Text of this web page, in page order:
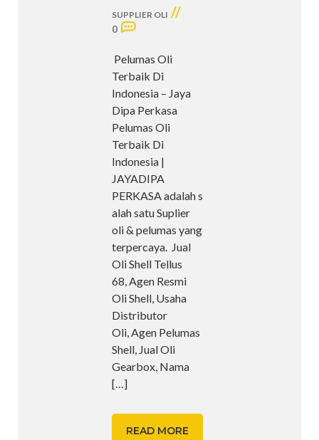
SUPPLIER OLI //
0
Pelumas Oli
Terbaik Di
Indonesia – Jaya
Dipa Perkasa
Pelumas Oli
Terbaik Di
Indonesia |
JAYADIPA
PERKASA adalah s
alah satu Suplier
oli & pelumas yang
terpercaya. Jual
Oli Shell Tellus
68, Agen Resmi
Oli Shell, Usaha
Distributor
Oli, Agen Pelumas
Shell, Jual Oli
Gearbox, Nama
[…]
READ MORE